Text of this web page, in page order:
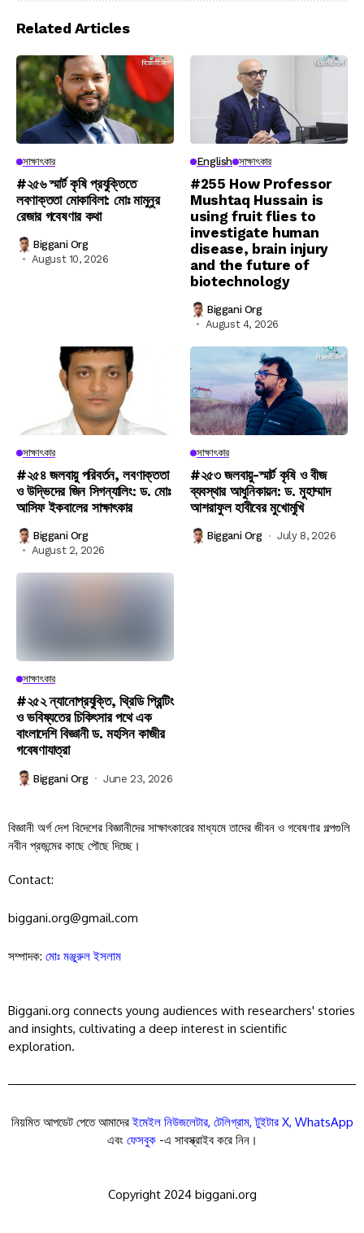
Related Articles
সাক্ষাৎকার
#২৫৬ স্মার্ট কৃষি প্রযুক্তিতে
লবণাক্ততা মোকাবিলা: মোঃ মামুনুর
রেজার গবেষণার কথা
Biggani Org
August 10, 2026
English সাক্ষাৎকার
#255 How Professor
Mushtaq Hussain is
using fruit flies to
investigate human
disease, brain injury
and the future of
biotechnology
Biggani Org
August 4, 2026
সাক্ষাৎকার
#২৫৪ জলবায়ু পরিবর্তন, লবণাক্ততা
ও উদ্ভিদের জিন সিগন্যালিং: ড. মোঃ
আসিফ ইকবালের সাক্ষাৎকার
Biggani Org
August 2, 2026
সাক্ষাৎকার
#২৫৩ জলবায়ু-স্মার্ট কৃষি ও বীজ
ব্যবস্থার আধুনিকায়ন: ড. মুহাম্মাদ
আশরাফুল হাবীবের মুখোমুখি
Biggani Org July 8, 2026
সাক্ষাৎকার
#২৫২ ন্যানোপ্রযুক্তি, থ্রিডি প্রিন্টিং
ও ভবিষ্যতের চিকিৎসার পথে এক
বাংলাদেশি বিজ্ঞানী ড. মহসিন কাজীর
গবেষণাযাত্রা
Biggani Org June 23, 2026
বিজ্ঞানী অর্গ দেশ বিদেশের বিজ্ঞানীদের সাক্ষাৎকারের মাধ্যমে তাদের জীবন ও গবেষণার গল্পগুলি
নবীন প্রজন্মের কাছে পৌছে দিচ্ছে।
Contact:
biggani.org@gmail.com
সম্পাদক: মোঃ মঞ্জুরুল ইসলাম
Biggani.org connects young audiences with researchers' stories
and insights, cultivating a deep interest in scientific
exploration.
নিয়মিত আপডেট পেতে আমাদেরইমেইল নিউজলেটার, টেলিগ্রাম,টুইটার X, WhatsApp
এবং ফেসবুক-এ সাবস্ক্রাইব করে নিন।
Copyright 2024 biggani.org